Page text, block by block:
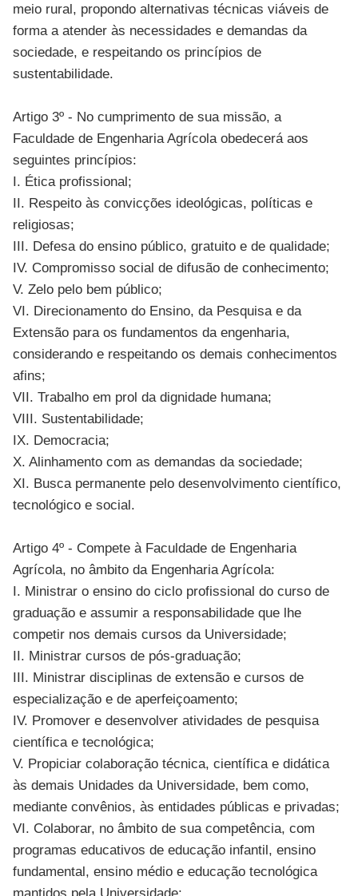
meio rural, propondo alternativas técnicas viáveis de
forma a atender às necessidades e demandas da
sociedade, e respeitando os princípios de
sustentabilidade.
Artigo 3º - No cumprimento de sua missão, a
Faculdade de Engenharia Agrícola obedecerá aos
seguintes princípios:
I. Ética profissional;
II. Respeito às convicções ideológicas, políticas e
religiosas;
III. Defesa do ensino público, gratuito e de qualidade;
IV. Compromisso social de difusão de conhecimento;
V. Zelo pelo bem público;
VI. Direcionamento do Ensino, da Pesquisa e da
Extensão para os fundamentos da engenharia,
considerando e respeitando os demais conhecimentos
afins;
VII. Trabalho em prol da dignidade humana;
VIII. Sustentabilidade;
IX. Democracia;
X. Alinhamento com as demandas da sociedade;
XI. Busca permanente pelo desenvolvimento científico,
tecnológico e social.
Artigo 4º - Compete à Faculdade de Engenharia
Agrícola, no âmbito da Engenharia Agrícola:
I. Ministrar o ensino do ciclo profissional do curso de
graduação e assumir a responsabilidade que lhe
competir nos demais cursos da Universidade;
II. Ministrar cursos de pós-graduação;
III. Ministrar disciplinas de extensão e cursos de
especialização e de aperfeiçoamento;
IV. Promover e desenvolver atividades de pesquisa
científica e tecnológica;
V. Propiciar colaboração técnica, científica e didática
às demais Unidades da Universidade, bem como,
mediante convênios, às entidades públicas e privadas;
VI. Colaborar, no âmbito de sua competência, com
programas educativos de educação infantil, ensino
fundamental, ensino médio e educação tecnológica
mantidos pela Universidade;